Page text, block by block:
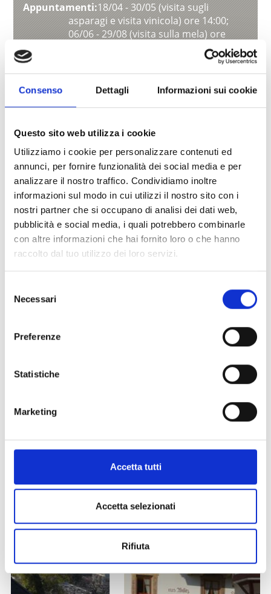
Consenso Dettagli Informazioni sui cookie
Questo sito web utilizza i cookie
Utilizziamo i cookie per personalizzare contenuti ed
annunci, per fornire funzionalità dei social media e per
analizzare il nostro traffico. Condividiamo inoltre
informazioni sul modo in cui utilizzi il nostro sito con i
nostri partner che si occupano di analisi dei dati web,
pubblicità e social media, i quali potrebbero combinarle
con altre informazioni che hai fornito loro o che hanno
raccolto dal tuo utilizzo dei loro servizi.
delNecessari
Preferenze
Statistiche
Marketing
Accetta tutti
Accetta selezionati
Rifiuta
Appuntamenti:18/04 - 30/05 (visita sugli
asparagi e visita vinicola) ore 14:00;
06/06 - 29/08 (visita sulla mela) ore
15:30; 05/09 - 14/11 (escursione e visita
vinicola) ore 14:00, sempre martedì
Registrazione:entro le ore 17 del giorno
precedente
gratis. Visita sulla mela: adulti € 5,
bambini fino a 16 anni gratis.
Escursione e visita vinicola: adulti € 24,
bambini fino a 16 anni gratis.
Contatto:Associazione Turistica Castelbello-
Ciardes
Via Statale 5
I- 39020 Castelbello-Ciardes
T 0473 624 193
info@kastelbell-tschars.com
www.kastelbell-tschars.com
Altri link interessanti